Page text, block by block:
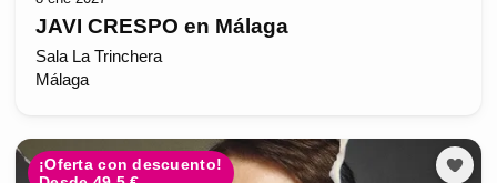
JAVI CRESPO en Málaga
Sala La Trinchera
Málaga
¡Oferta con descuento!